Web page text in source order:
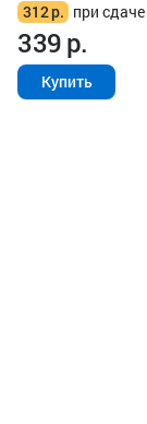
312р. при
339р.
Купить